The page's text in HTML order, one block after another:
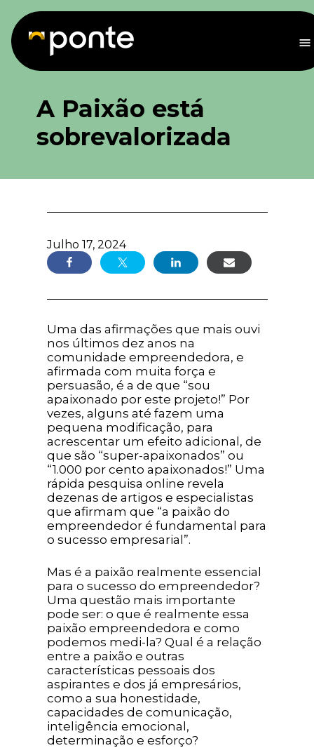
para
conteúdo
A Paixão está
sobrevalorizada
Julho 17, 2024
Uma das afirmações que mais ouvi
nos últimos dez anos na
comunidade empreendedora, e
afirmada com muita força e
persuasão, é a de que “sou
apaixonado por este projeto!” Por
vezes, alguns até fazem uma
pequena modificação, para
acrescentar um efeito adicional, de
que são “super-apaixonados” ou
“1.000 por cento apaixonados!” Uma
rápida pesquisa online revela
dezenas de artigos e especialistas
que afirmam que “a paixão do
empreendedor é fundamental para
o sucesso empresarial”.
Mas é a paixão realmente essencial
para o sucesso do empreendedor?
Uma questão mais importante
pode ser: o que é realmente essa
paixão empreendedora e como
podemos medi-la? Qual é a relação
entre a paixão e outras
características pessoais dos
aspirantes e dos já empresários,
como a sua honestidade,
capacidades de comunicação,
inteligência emocional,
determinação e esforço?